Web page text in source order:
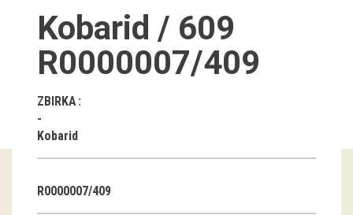
Stalne razstave
Občasne razstave
Gostovanja
E-razstave
Virtualni sprehodi
Kobarid / 609
R0000007/409
ZBIRKA
Kobarid
R0000007/409